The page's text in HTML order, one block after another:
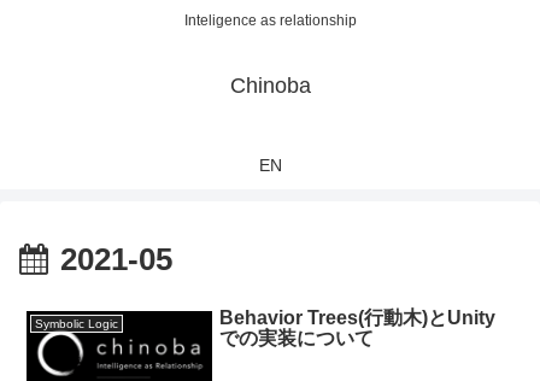
Inteligence as relationship
Chinoba
EN
2021-05
Symbolic Logic
Behavior Trees(行動木)とUnity
での実装について